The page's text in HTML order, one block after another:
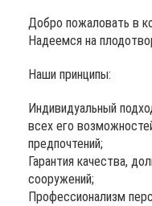
Добро пожаловать в
Надеемся на
Наши принципы:
Индивидуальный
всех его
предпочтений;
Гарантия качества,
сооружений;
Профессионализм